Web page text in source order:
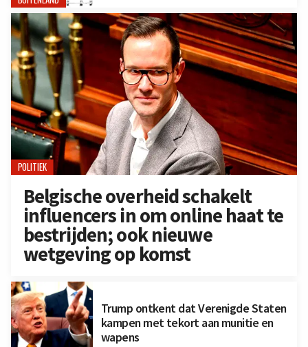
POLITIEK
Belgische overheid schakelt
influencers in om online haat te
bestrijden; ook nieuwe
wetgeving op komst
Trump ontkent dat Verenigde Staten
kampen met tekort aan munitie en
wapens